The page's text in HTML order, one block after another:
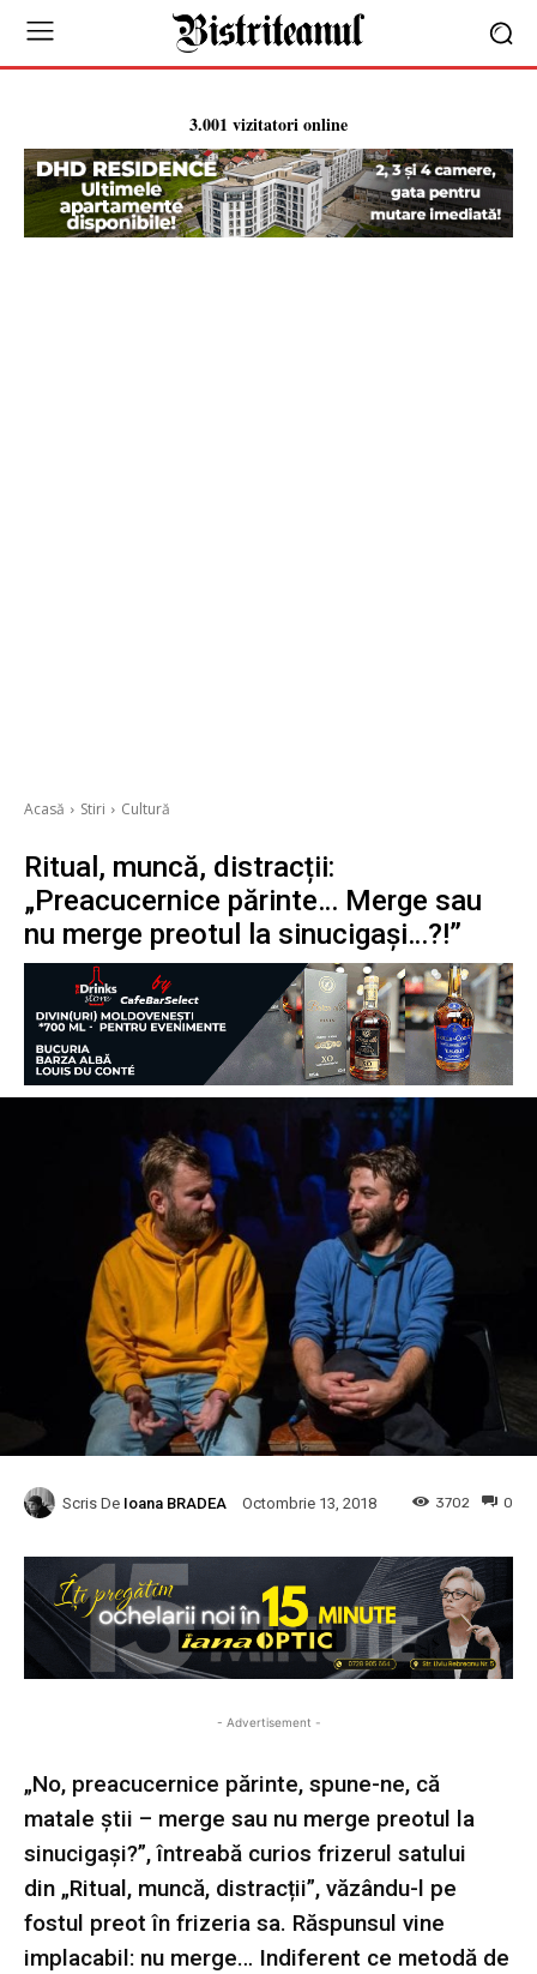
3.001 vizitatori online
Acasă Stiri Cultură
Ritual, muncă, distracții:
„Preacucernice părinte… Merge sau
nu merge preotul la sinucigași…?!”
Scris De Ioana BRADEA Octombrie 13, 2018 0
3702
- Advertisement -
„No, preacucernice părinte, spune-ne, că
matale știi – merge sau nu merge preotul la
sinucigași?”, întreabă curios frizerul satului
din „Ritual, muncă, distracții”, văzându-l pe
fostul preot în frizeria sa. Răspunsul vine
implacabil: nu merge… Indiferent ce metodă de